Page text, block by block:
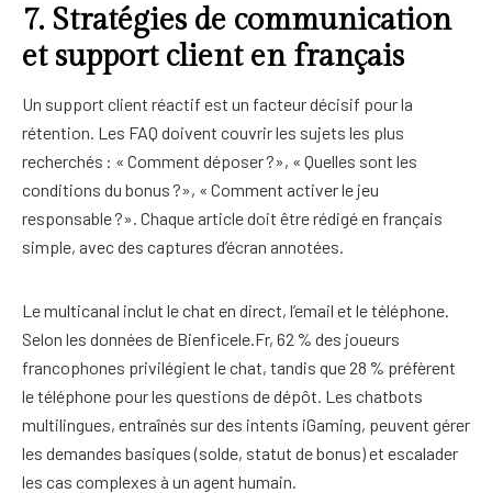
7. Stratégies de communication
et support client en français
Un support client réactif est un facteur décisif pour la
rétention. Les FAQ doivent couvrir les sujets les plus
recherchés : « Comment déposer ?», « Quelles sont les
conditions du bonus ?», « Comment activer le jeu
responsable ?». Chaque article doit être rédigé en français
simple, avec des captures d’écran annotées.
Le multicanal inclut le chat en direct, l’email et le téléphone.
Selon les données de Bienficele.Fr, 62 % des joueurs
francophones privilégient le chat, tandis que 28 % préfèrent
le téléphone pour les questions de dépôt. Les chatbots
multilingues, entraînés sur des intents iGaming, peuvent gérer
les demandes basiques (solde, statut de bonus) et escalader
les cas complexes à un agent humain.